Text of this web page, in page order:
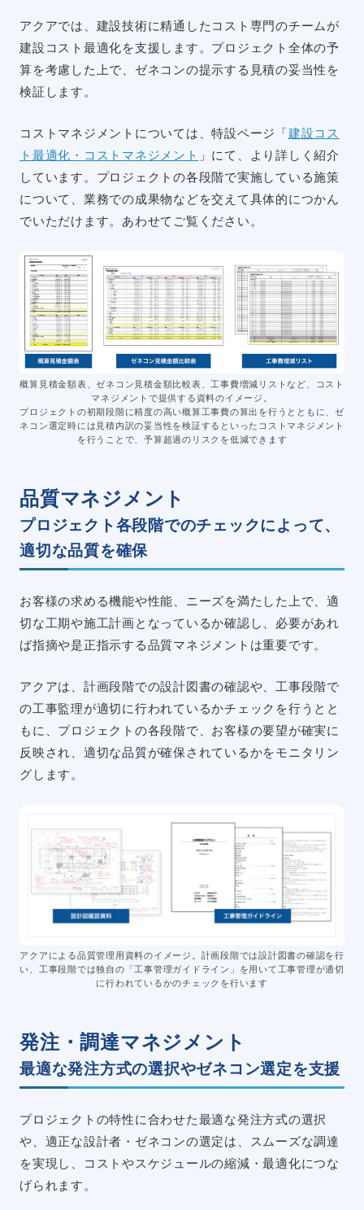
アクアでは、建設技術に精通したコスト専門のチームが
建設コスト最適化を支援します。プロジェクト全体の予
算を考慮した上で、ゼネコンの提示する見積の妥当性を
検証します。
コストマネジメントについては、特設ページ「建設コス
ト最適化・コストマネジメント 」にて、より詳しく紹介
しています。プロジェクトの各段階で実施している施策
について、業務での成果物などを交えて具体的につかん
でいただけます。あわせてご覧ください。
概算見積金額表、ゼネコン見積金額比較表、工事費増減リストなど、コスト
マネジメントで提供する資料のイメージ。
プロジェクトの初期段階に精度の高い概算工事費の算出を行うとともに、ゼ
ネコン選定時には見積内訳の妥当性を検証するといったコストマネジメント
を行うことで、予算超過のリスクを低減できます
品質マネジメント
プロジェクト各段階でのチェックによって、
適切な品質を確保
お客様の求める機能や性能、ニーズを満たした上で、適
切な工期や施工計画となっているか確認し、必要があれ
ば指摘や是正指示する品質マネジメントは重要です。
アクアは、計画段階での設計図書の確認や、工事段階で
の工事監理が適切に行われているかチェックを行うとと
もに、プロジェクトの各段階で、お客様の要望が確実に
反映され、適切な品質が確保されているかをモニタリン
グします。
アクアによる品質管理用資料のイメージ。計画段階では設計図書の確認を行
い、工事段階では独自の「工事管理ガイドライン」を用いて工事管理が適切
に行われているかのチェックを行います
発注・調達マネジメント
最適な発注方式の選択やゼネコン選定を支援
プロジェクトの特性に合わせた最適な発注方式の選択
や、適正な設計者・ゼネコンの選定は、スムーズな調達
を実現し、コストやスケジュールの縮減・最適化につな
げられます。